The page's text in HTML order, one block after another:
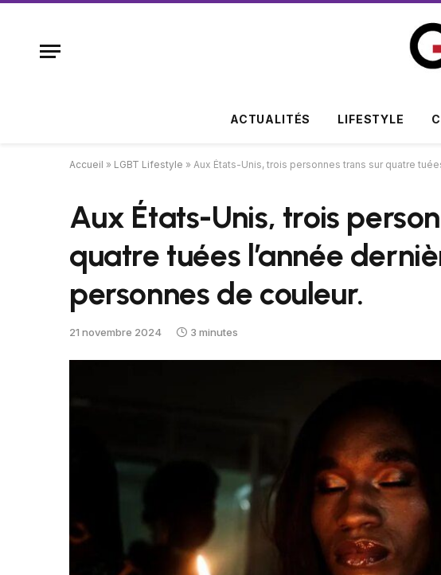
ACTUALITÉS LIFESTYLE
Accueil » LGBT Lifestyle » Aux États-Unis, trois personnes trans sur quatre
Aux États-Unis, trois
quatre tuées l’année
personnes de couleur.
21 novembre 2024 3 minutes